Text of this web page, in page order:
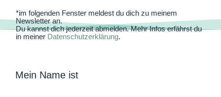
*im folgenden Fenster meldest du dich zu meinem
Newsletter an.
Du kannst dich jederzeit abmelden. Mehr Infos erfährst du
in meiner Datenschutzerklärung.
Mein Name ist